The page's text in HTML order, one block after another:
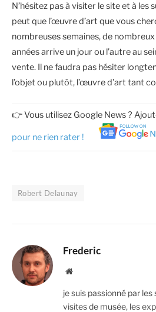
N’hésitez pas à visiter le site et à les
peut que l’œuvre d’art que vous
nombreuses semaines, de
années arrive un jour ou l’autre au
vente. Il ne faudra pas hésiter
l’objet ou plutôt, l’œuvre d’art tant
👉 Vous utilisez Google News ?
pour ne rien rater !
Robert Delaunay
Frederic
Website
je suis passionné par
visites de musée, les